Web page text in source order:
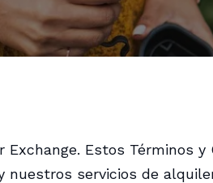
Exchange. Estos Términos
nuestros servicios de